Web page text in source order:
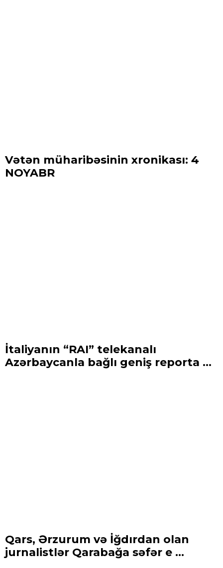
Vətən müharibəsinin xronikası: 4
NOYABR
İtaliyanın “RAI” telekanalı
Azərbaycanla bağlı geniş reporta ...
Qars, Ərzurum və İğdırdan olan
jurnalistlər Qarabağa səfər e ...